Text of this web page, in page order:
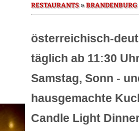
RESTAURANTS»BRANDENBURG
österreichisch-
täglich ab 11:30
Samstag, Sonn -
hausgemachte
Candle Light